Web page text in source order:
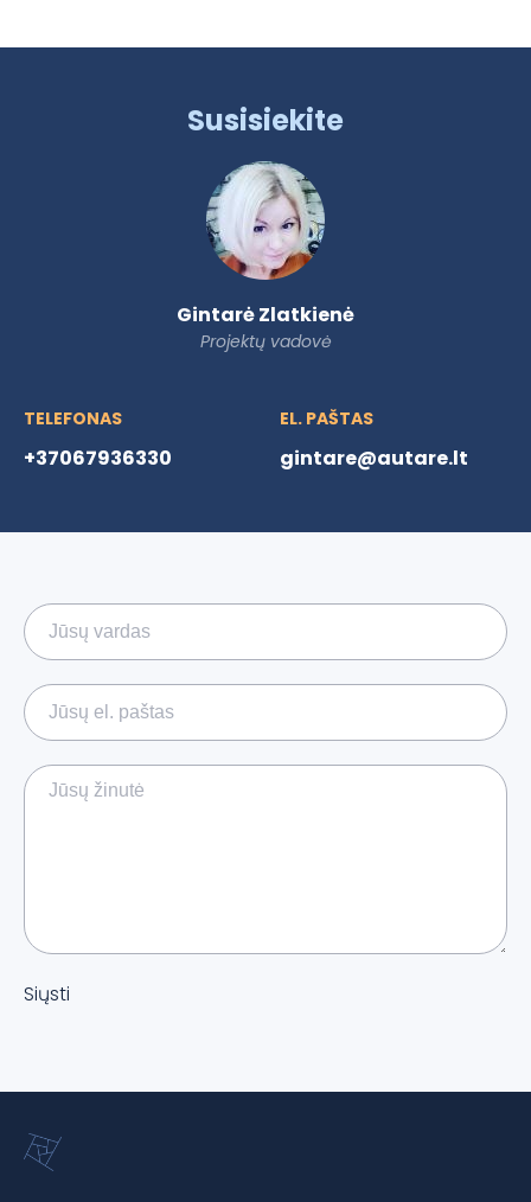
Susisiekite
Gintarė Zlatkienė
Projektų vadovė
TELEFONAS
+37067936330
EL. PAŠTAS
gintare@autare.lt
Siųsti